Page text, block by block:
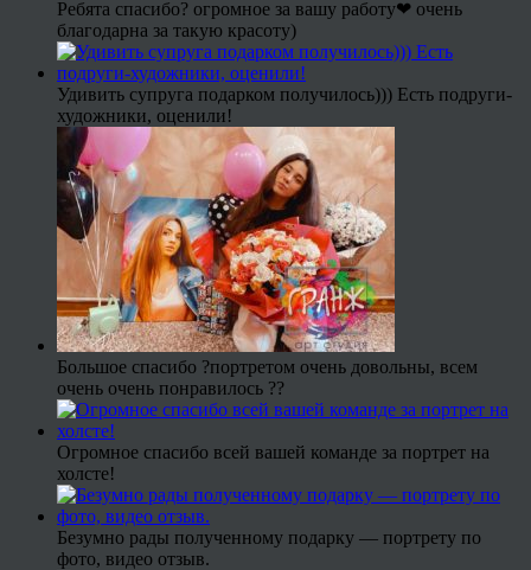
Ребята спасибо? огромное за вашу работу❤ очень
благодарна за такую красоту)
Удивить супруга подарком получилось))) Есть подруги-
художники, оценили!
Большое спасибо ?портретом очень довольны, всем
очень очень понравилось ??
Огромное спасибо всей вашей команде за портрет на
холсте!
Безумно рады полученному подарку — портрету по
фото, видео отзыв.